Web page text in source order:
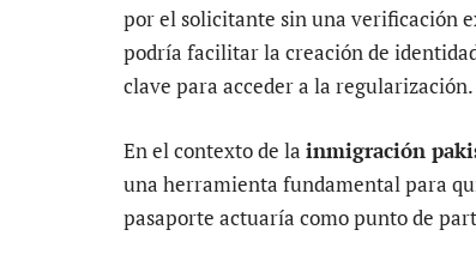
por el solicitante sin una verificación
podría facilitar la creación de
clave para acceder a la regularización.
En el contexto de la inmigración
una herramienta fundamental para
pasaporte actuaría como punto de